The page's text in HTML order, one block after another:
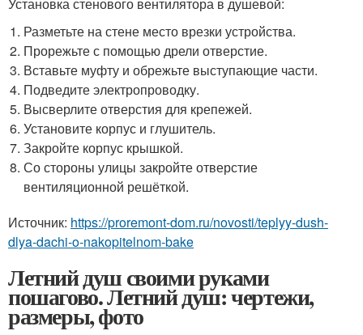
Разметьте на стене место врезки устройства.
Прорежьте с помощью дрели отверстие.
Вставьте муфту и обрежьте выступающие части.
Подведите электропроводку.
Высверлите отверстия для крепежей.
Установите корпус и глушитель.
Закройте корпус крышкой.
Со стороны улицы закройте отверстие
вентиляционной решёткой.
Источник: https://proremont-dom.ru/novosti/teplyy-dush-
dlya-dachi-o-nakopitelnom-bake
Летний душ своими руками
пошагово. Летний душ: чертежи,
размеры, фото